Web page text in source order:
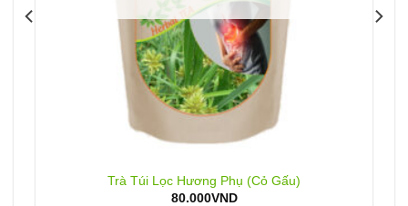
Trà Túi Lọc Hương Phụ (Cỏ Gấu)
80.000VND